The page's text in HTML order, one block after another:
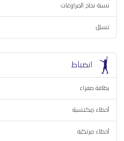
نسبة نجاح المراوغات
تسلل
انضباط
بطاقة صفراء
أخطاء مكتسبة
أخطاء مرتكبة